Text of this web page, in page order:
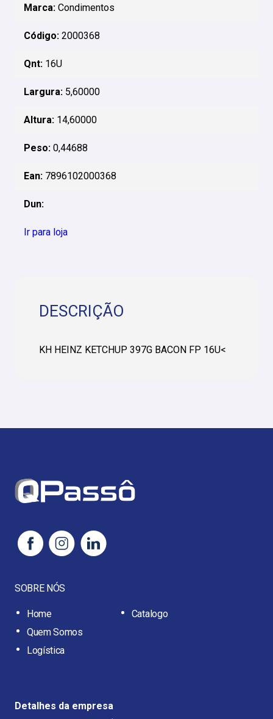
Marca: Condimentos
Código: 2000368
Qnt: 16U
Largura: 5,60000
Altura: 14,60000
Peso: 0,44688
Ean: 7896102000368
Dun:
Ir para loja
DESCRIÇÃO
KH HEINZ KETCHUP 397G BACON FP 16U<
SOBRE NÓS
Home
Quem Somos
Logística
Catalogo
Detalhes da empresa